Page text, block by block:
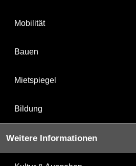
Mobilität
Bauen
Mietspiegel
Bildung
Weitere Informationen